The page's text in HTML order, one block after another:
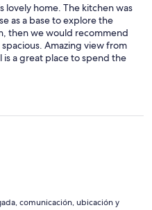
lovely home. The kitchen was
as a base to explore the
then we would recommend
Amazing view from
a great place to spend the
Rafael is very helpful and a
connection, which was a
7 minutes to the grocery
who likes privacy and peace
comunicación, ubicación y